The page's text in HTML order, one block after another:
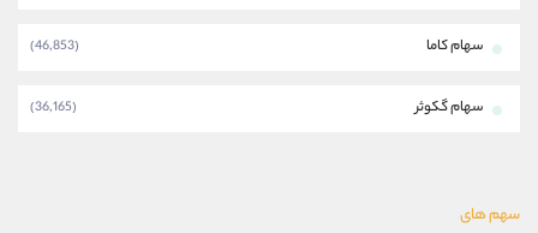
سهام کاما (46,853)
سهام گکوثر (36,165)
سهم های